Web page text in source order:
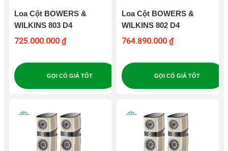
Loa Cột BOWERS &
WILKINS 803 D4
725.000.000 ₫
GỌI CÓ GIÁ TỐT
Loa Cột BOWERS &
WILKINS 802 D4
764.890.000 ₫
GỌI CÓ GIÁ TỐT